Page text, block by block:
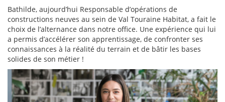
Bathilde, aujourd’hui Responsable d’opérations de
constructions neuves au sein de Val Touraine Habitat, a fait le
choix de l’alternance dans notre office. Une expérience qui lui
a permis d’accélérer son apprentissage, de confronter ses
connaissances à la réalité du terrain et de bâtir les bases
solides de son métier !